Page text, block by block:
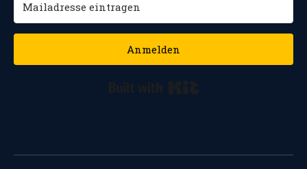
Anmelden